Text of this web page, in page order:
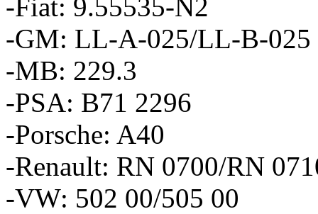
-Fiat: 9.55535-N2
-GM: LL-A-025/LL-B-025
-MB: 229.3
-PSA: B71 2296
-Porsche: A40
-Renault: RN 0700/RN
-VW: 502 00/505 00